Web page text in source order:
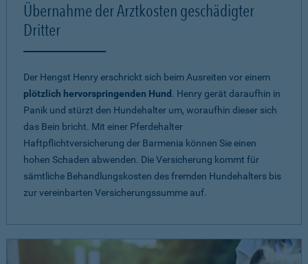
Übernahme der Arztkosten geschädigter
Dritter
Der Hengst Henry erschrickt sich beim Ausreiten vor einem
plötzlich hervorspringenden Hund . Henry gerät daraufhin in
Panik und stürzt den Hundehalter um, woraufhin dieser sich
das Bein bricht. Mit einer Pferdehalter
Haftpflichtversicherung der Barmenia können Sie einen
hohen Schaden abwenden. Die Versicherung kommt für
sämtliche Behandlungskosten des fremden Hundehalters bis
zur vereinbarten Versicherungssumme auf.